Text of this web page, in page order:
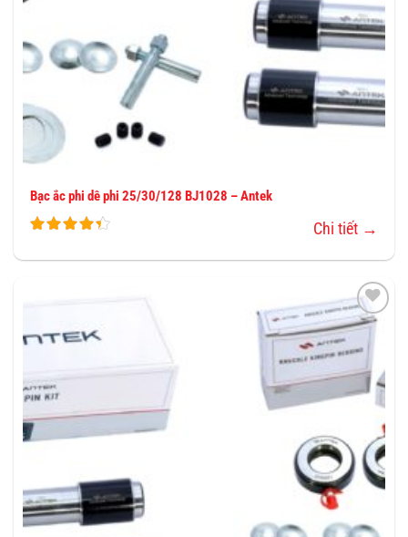
Bạc ắc phi dê phi 25/30/128 BJ1028 – Antek
Chi tiết →
THÊM
VÀO
THÍCH